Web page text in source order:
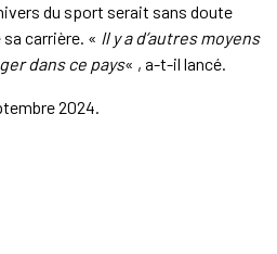
du sport serait sans doute
carrière. « Il y a d’autres moyens
dans ce pays« , a-t-il lancé.
2024.